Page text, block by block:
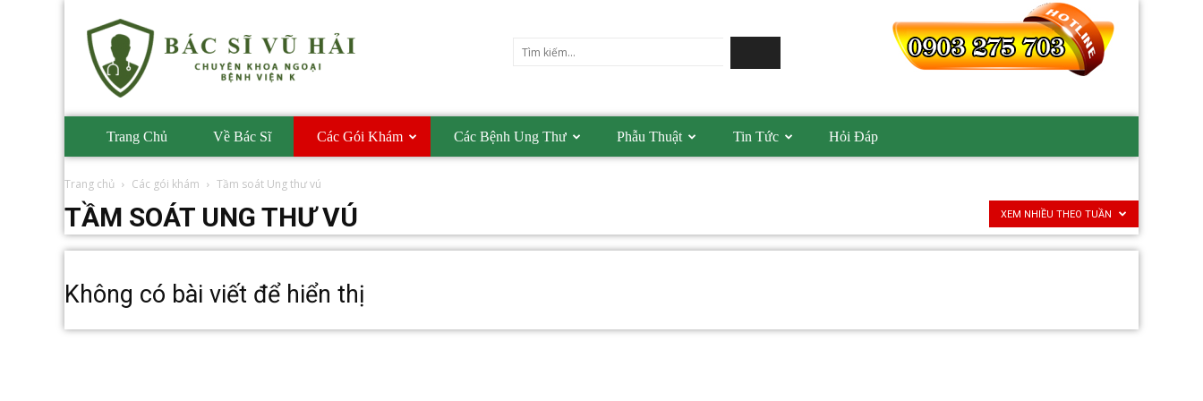
Khám
BS
Vũ
Hải
Trang Chủ Về Bác Sĩ Các Gói Khám Các Bệnh Ung Thư Phẫu Thuật Tin Tức Hỏi Đáp
Trang chủ Các gói khám Tầm soát Ung thư vú
TẦM SOÁT UNG THƯ VÚ XEM NHIỀU THEO TUẦN
Không có bài viết để hiển thị